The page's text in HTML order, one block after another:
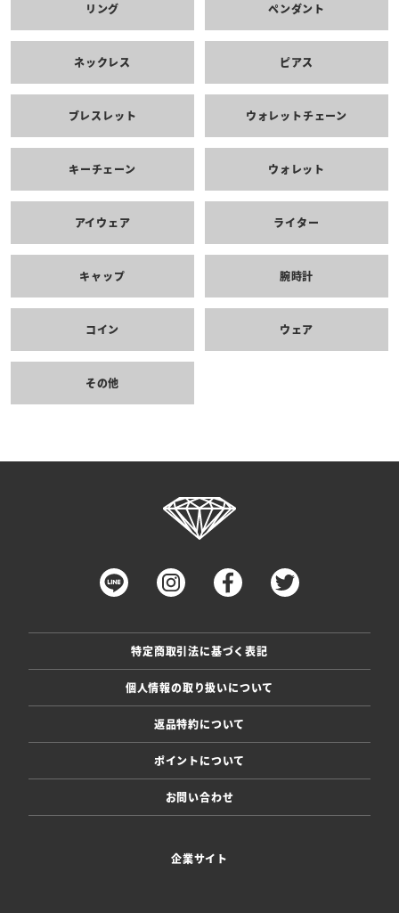
リング ペンダント
ネックレス ピアス
ブレスレット ウォレットチェーン
キーチェーン ウォレット
アイウェア ライター
キャップ 腕時計
コイン ウェア
その他
特定商取引法に基づく表記
個人情報の取り扱いについて
返品特約について
ポイントについて
お問い合わせ
企業サイト